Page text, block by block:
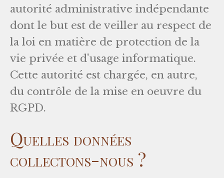
autorité administrative indépendante
dont le but est de veiller au respect de
la loi en matière de protection de la
vie privée et d'usage informatique.
Cette autorité est chargée, en autre,
du contrôle de la mise en oeuvre du
RGPD.
Quelles données
collectons-nous ?